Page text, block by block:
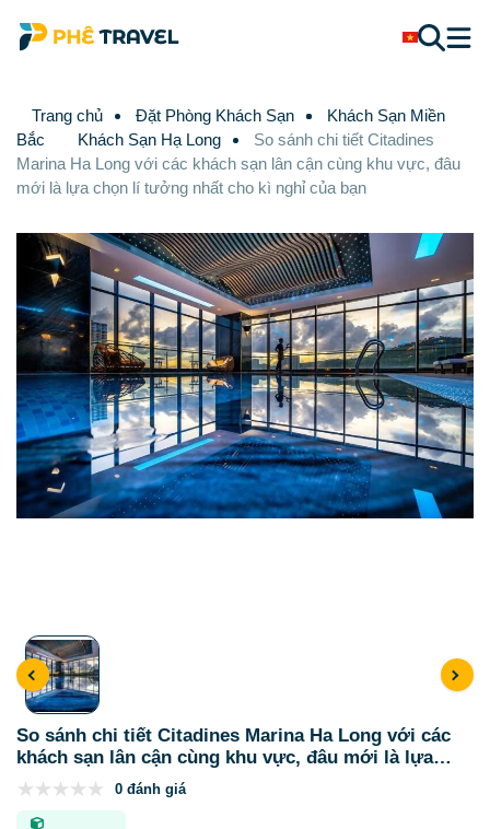
Trang chủ Đặt Phòng Khách Sạn
Khách Sạn Miền
Bắc
Khách Sạn Hạ Long
So sánh chi tiết Citadines
Marina Ha Long với các khách sạn lân cận cùng khu vực, đâu
mới là lựa chọn lí tưởng nhất cho kì nghỉ của bạn
So sánh chi tiết Citadines Marina Ha Long với các
khách sạn lân cận cùng khu vực, đâu mới là lựa
chọn lí tưởng nhất cho kì nghỉ của bạn
0 đánh giá